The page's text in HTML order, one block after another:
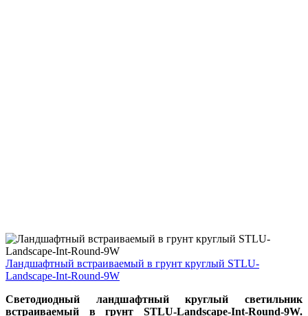
Ландшафтный встраиваемый в грунт круглый STLU-
Landscape-Int-Round-9W
Светодиодный ландшафтный круглый светильник
встраиваемый в грунт STLU-Landscape-Int-Round-9W.